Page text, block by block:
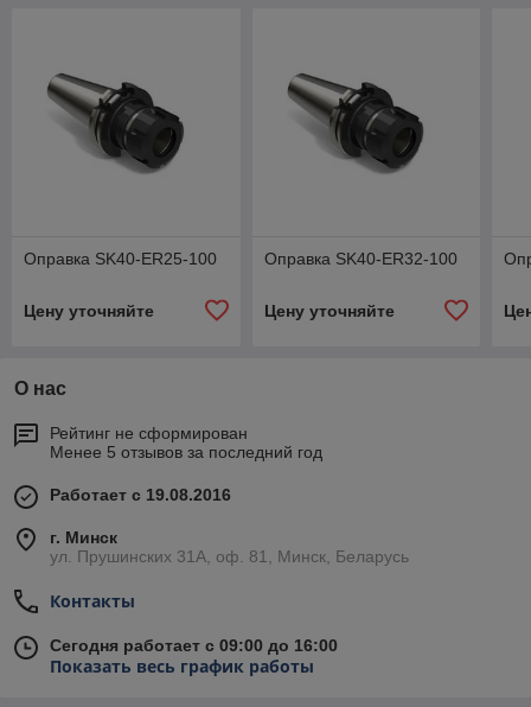
Оправка SK40-ER25-100
Цену уточняйте
Оправка SK40-ER32-100
Цену уточняйте
О нас
Рейтинг не сформирован
Менее 5 отзывов за последний год
Работает с 19.08.2016
г. Минск
ул. Прушинских 31А, оф. 81, Минск, Беларусь
Контакты
Сегодня работает с 09:00 до 16:00
Показать весь график работы